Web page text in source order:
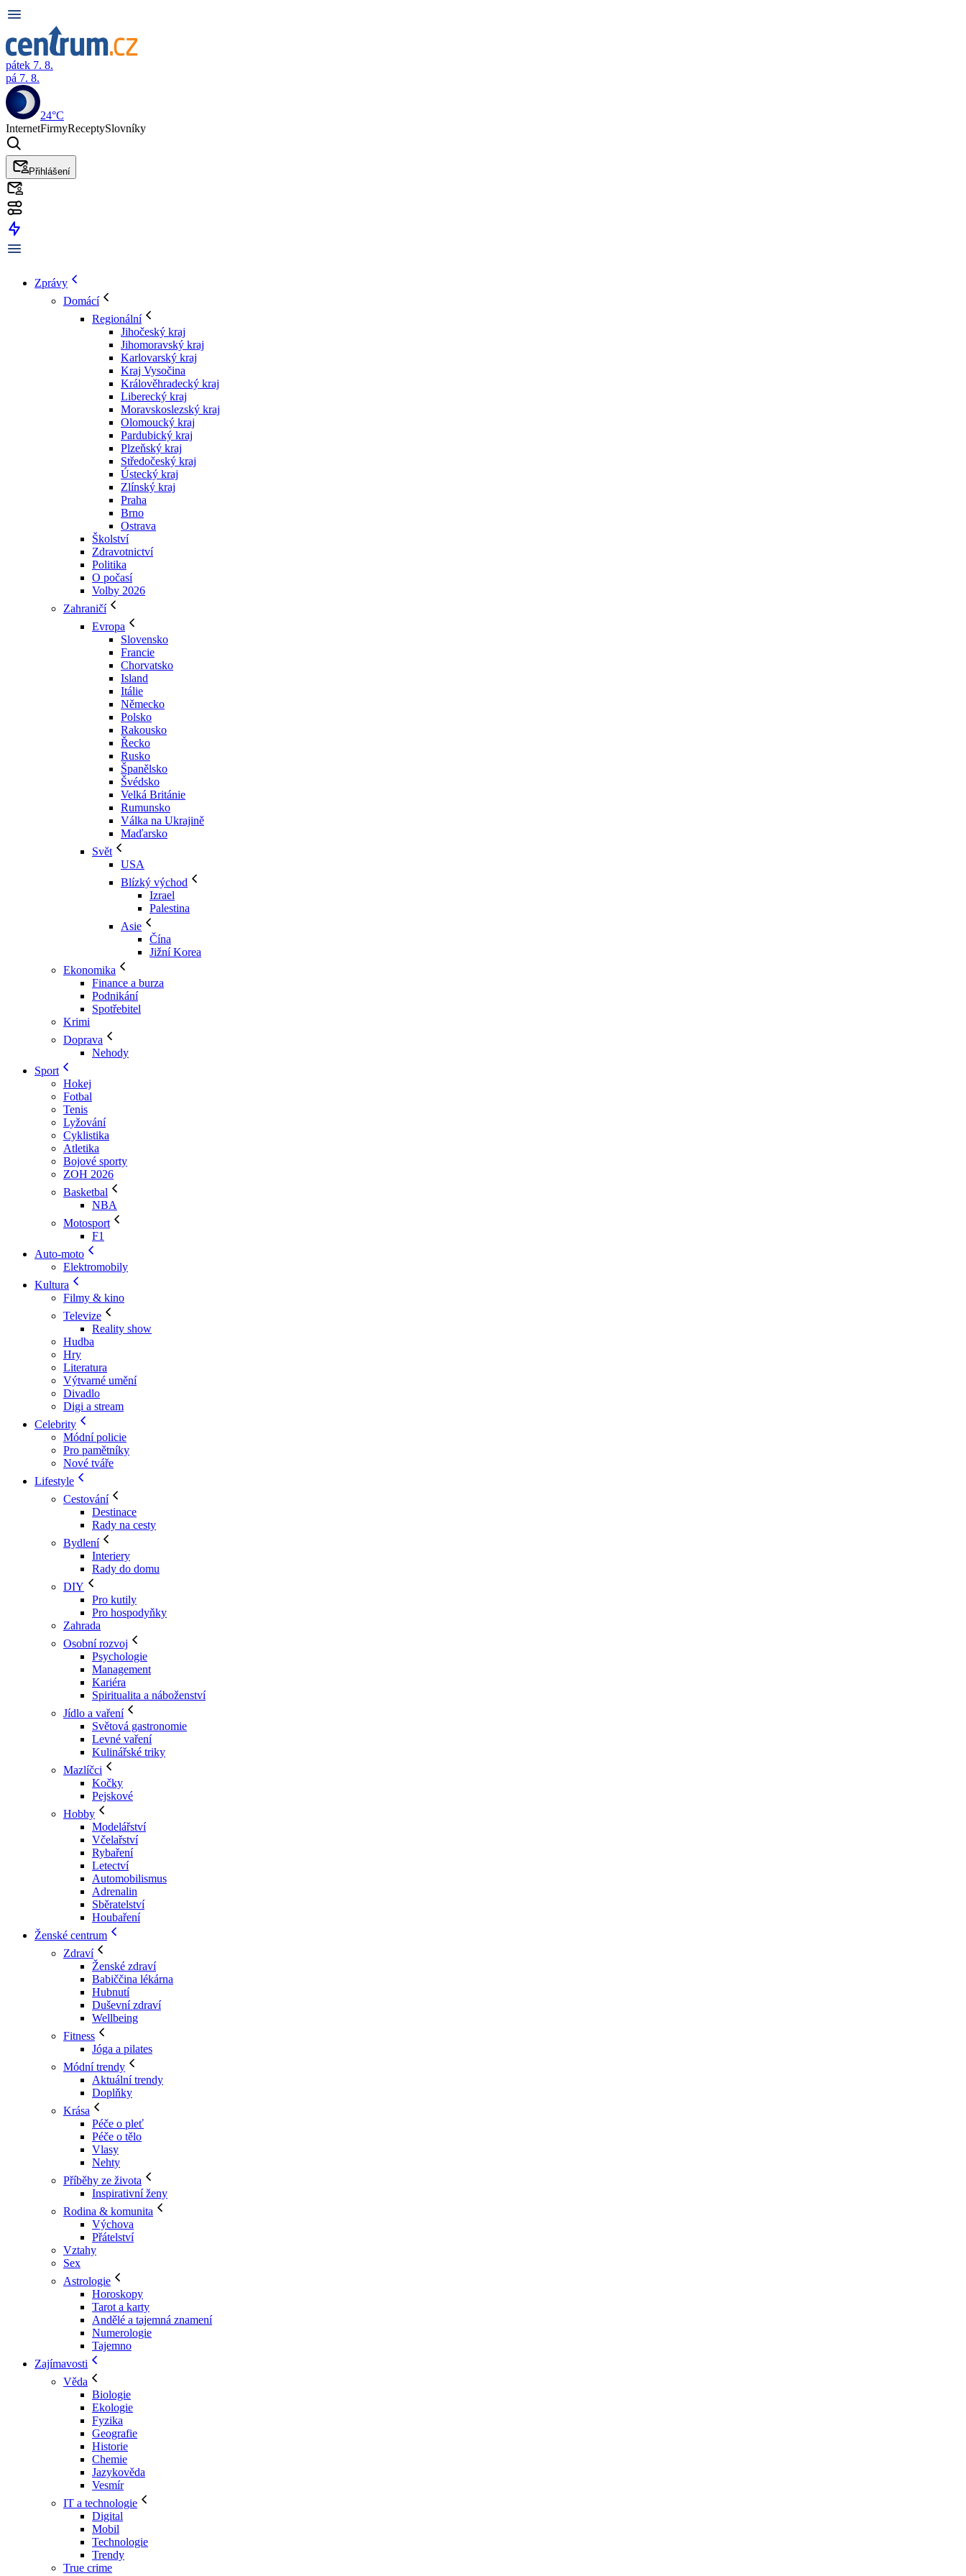
pátek 7. 8.
pá 7. 8.
24°C
InternetFirmyReceptySlovníky
Přihlášení
Zprávy
Domácí
Regionální
Jihočeský kraj
Jihomoravský kraj
Karlovarský kraj
Kraj Vysočina
Králověhradecký kraj
Liberecký kraj
Moravskoslezský kraj
Olomoucký kraj
Pardubický kraj
Plzeňský kraj
Středočeský kraj
Ústecký kraj
Zlínský kraj
Praha
Brno
Ostrava
Školství
Zdravotnictví
Politika
O počasí
Volby 2026
Zahraničí
Evropa
Slovensko
Francie
Chorvatsko
Island
Itálie
Německo
Polsko
Rakousko
Řecko
Rusko
Španělsko
Švédsko
Velká Británie
Rumunsko
Válka na Ukrajině
Maďarsko
Svět
USA
Blízký východ
Izrael
Palestina
Asie
Čína
Jižní Korea
Ekonomika
Finance a burza
Podnikání
Spotřebitel
Krimi
Doprava
Nehody
Sport
Hokej
Fotbal
Tenis
Lyžování
Cyklistika
Atletika
Bojové sporty
ZOH 2026
Basketbal
NBA
Motosport
F1
Auto-moto
Elektromobily
Kultura
Filmy & kino
Televize
Reality show
Hudba
Hry
Literatura
Výtvarné umění
Divadlo
Digi a stream
Celebrity
Módní policie
Pro pamětníky
Nové tváře
Lifestyle
Cestování
Destinace
Rady na cesty
Bydlení
Interiery
Rady do domu
DIY
Pro kutily
Pro hospodyňky
Zahrada
Osobní rozvoj
Psychologie
Management
Kariéra
Spiritualita a náboženství
Jídlo a vaření
Světová gastronomie
Levné vaření
Kulinářské triky
Mazlíčci
Kočky
Pejskové
Hobby
Modelářství
Včelařství
Rybaření
Letectví
Automobilismus
Adrenalin
Sběratelství
Houbaření
Ženské centrum
Zdraví
Ženské zdraví
Babiččina lékárna
Hubnutí
Duševní zdraví
Wellbeing
Fitness
Jóga a pilates
Módní trendy
Aktuální trendy
Doplňky
Krása
Péče o pleť
Péče o tělo
Vlasy
Nehty
Příběhy ze života
Inspirativní ženy
Rodina & komunita
Výchova
Přátelství
Vztahy
Sex
Astrologie
Horoskopy
Tarot a karty
Andělé a tajemná znamení
Numerologie
Tajemno
Zajímavosti
Věda
Biologie
Ekologie
Fyzika
Geografie
Historie
Chemie
Jazykověda
Vesmír
IT a technologie
Digital
Mobil
Technologie
Trendy
True crime